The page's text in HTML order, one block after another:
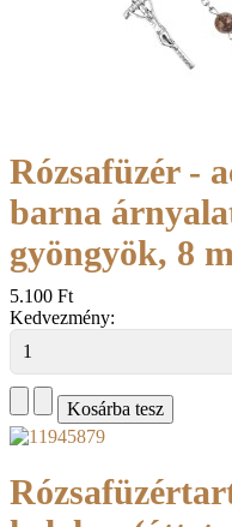
Rózsafüzér -
barna
gyöngyök, 8
5.100 Ft
Kedvezmény: